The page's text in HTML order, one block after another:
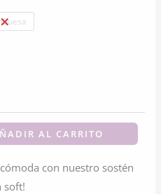
AL CARRITO
con nuestro sostén
soft!